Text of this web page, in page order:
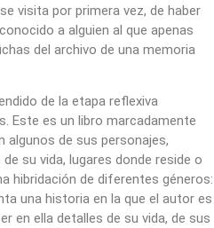
visita por primera vez, de haber
a alguien al que apenas
del archivo de una memoria
de la etapa reflexiva
Este es un libro marcadamente
algunos de sus personajes,
su vida, lugares donde reside o
hibridación de diferentes géneros:
una historia en la que el autor es
en ella detalles de su vida, de sus